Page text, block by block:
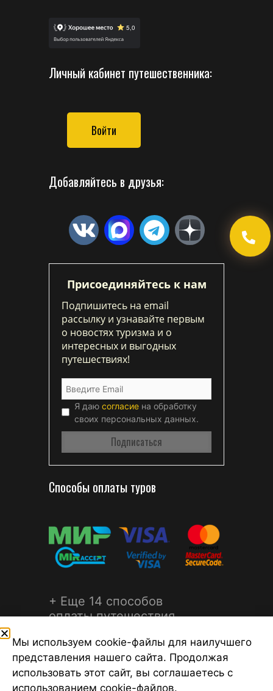
Личный кабинет путешественника:
Войти
Добавляйтесь в друзья:
Присоединяйтесь к нам
Подпишитесь на email
рассылку и узнавайте первым
о новостях туризма и о
интересных и выгодных
путешествиях!
Я даю согласие на обработку
своих персональных данных.
Способы оплаты туров
+ Еще 14 способов
оплаты путешествия
Мы используем cookie-файлы для наилучшего
представления нашего сайта. Продолжая
использовать этот сайт, вы соглашаетесь с
использованием cookie-файлов.